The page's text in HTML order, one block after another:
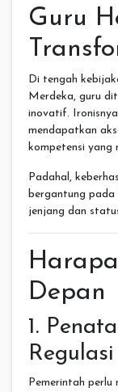
Guru
Di tengah
Merdeka, guru
inovatif.
mendapatkan
kompetensi yang
Padahal,
bergantung pada
jenjang dan
Depan
1.
Regulasi
Pemerintah